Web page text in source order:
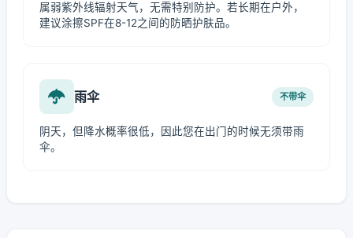
属弱紫外线辐射天气，无需特别防护。若长期在户外，
建议涂擦SPF在8-12之间的防晒护肤品。
雨伞 不带伞
阴天，但降水概率很低，因此您在出门的时候无须带雨
伞。